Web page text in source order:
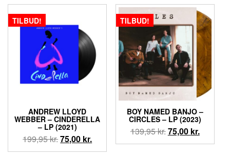
TILBUD!
ANDREW LLOYD
WEBBER – CINDERELLA
– LP (2021)
199,95kr.Den
oprindelige
75,00 kr.Den
aktuelle
TILBUD!
BOY NAMED BANJO ‎–
CIRCLES – LP (2023)
139,95kr.Den
oprindelige
75,00 kr.Den
aktuelle